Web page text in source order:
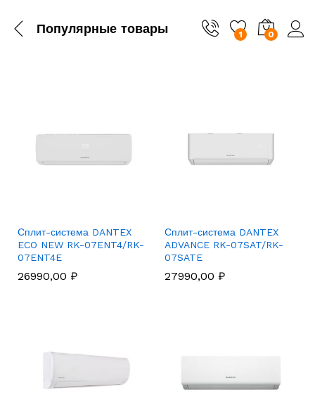
Популярные товары 1 0
Сплит-система DANTEX
ECO NEW RK-07ENT4/RK-
07ENT4E
26990,00 ₽
Сплит-система DANTEX
ADVANCE RK-07SAT/RK-
07SATE
27990,00 ₽